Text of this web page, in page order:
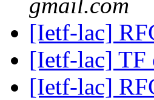
gmail.com
[Ietf-lac]
[Ietf-lac] TF
[Ietf-lac]